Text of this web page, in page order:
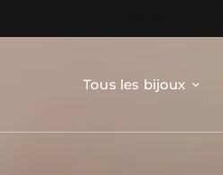
Tous les bijoux